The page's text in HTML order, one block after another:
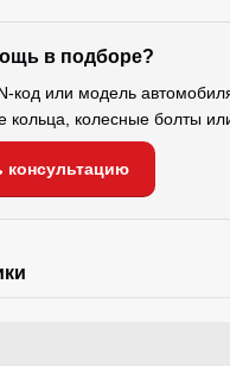
в подборе?
код или модель
кольца, колесные болты
консультацию